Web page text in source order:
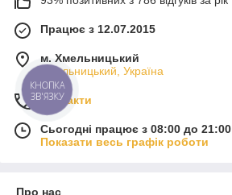
Працює з 12.07.2015
м. Хмельницький
Хмельницький, Україна
Контакти
Сьогодні працює з 08:00 до 21:00
Показати весь графік роботи
Про нас
КНОПКА
ЗВ'ЯЗКУ